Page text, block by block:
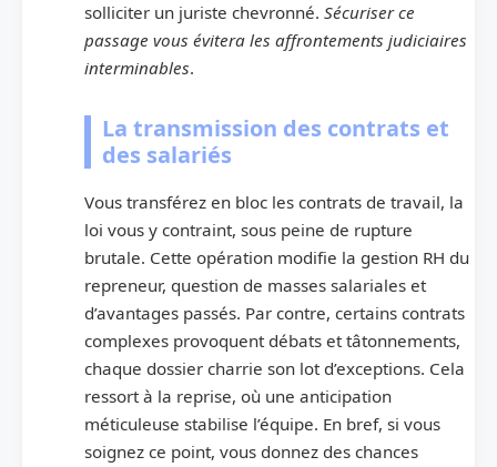
solliciter un juriste chevronné. Sécuriser ce
passage vous évitera les affrontements judiciaires
interminables.
La transmission des contrats et
des salariés
Vous transférez en bloc les contrats de travail, la
loi vous y contraint, sous peine de rupture
brutale. Cette opération modifie la gestion RH du
repreneur, question de masses salariales et
d’avantages passés. Par contre, certains contrats
complexes provoquent débats et tâtonnements,
chaque dossier charrie son lot d’exceptions. Cela
ressort à la reprise, où une anticipation
méticuleuse stabilise l’équipe. En bref, si vous
soignez ce point, vous donnez des chances